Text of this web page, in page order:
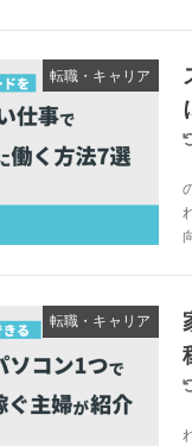
転職・キャリア
転職・キャリア